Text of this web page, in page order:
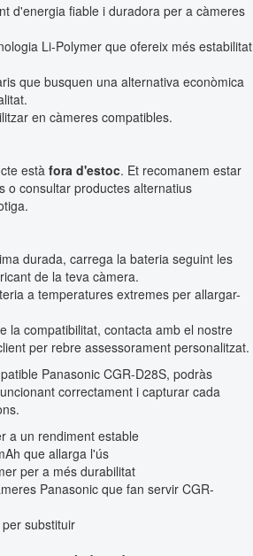
d'energia fiable i duradora per a càmeres
Li-Polymer que ofereix més estabilitat
que busquen una alternativa econòmica
en càmeres compatibles.
està fora d'estoc. Et recomanem estar
o consultar productes alternatius
durada, carrega la bateria seguint les
de la teva càmera.
a temperatures extremes per allargar-
la compatibilitat, contacta amb el nostre
per rebre assessorament personalitzat.
Panasonic CGR-D28S, podràs
correctament i capturar cada
a un rendiment estable
que allarga l'ús
per a més durabilitat
Panasonic que fan servir CGR-
substituir